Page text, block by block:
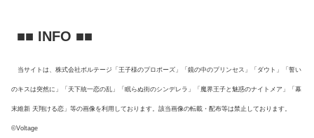
■■ INFO ■■
当サイトは、株式会社ボルテージ「王子様のプロポーズ」「鏡の中のプリンセス」「ダウト」「誓い
のキスは突然に」「天下統一恋の乱」「眠らぬ街のシンデレラ」「魔界王子と魅惑のナイトメア」「幕
末維新 天翔ける恋」等の画像を利用しております。該当画像の転載・配布等は禁止しております。
©Voltage